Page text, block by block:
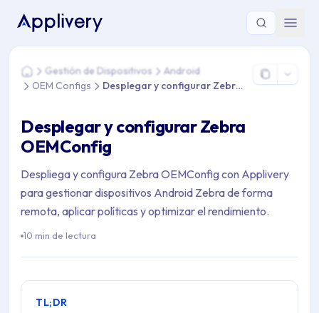
Estás aquí: Home > Gestión de Dispositivos > Android >
HomeGestión de Dispositivos
Android
OEM Configs
Desplegar y configurar Zebra OEMConfig
Desplegar y configurar Zebra
OEMConfig
Despliega y configura Zebra OEMConfig con Applivery
para gestionar dispositivos Android Zebra de forma
remota, aplicar políticas y optimizar el rendimiento.
10 min de lectura
TL;DR